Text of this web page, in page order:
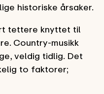
historiske årsaker.
tettere knyttet til
Country-musikk
veldig tidlig. Det
to faktorer;